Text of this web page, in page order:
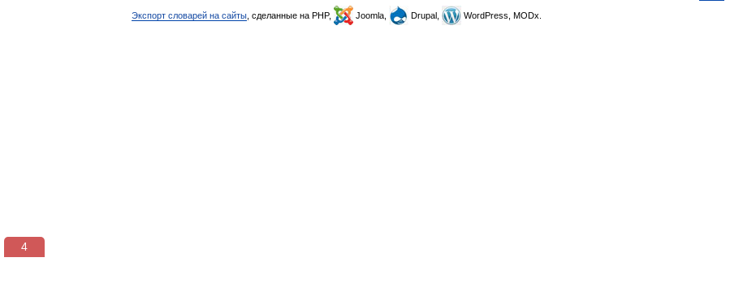
Экспорт словарей на сайты , сделанные на PHP, Joomla, Drupal, WordPress, MODx.
3